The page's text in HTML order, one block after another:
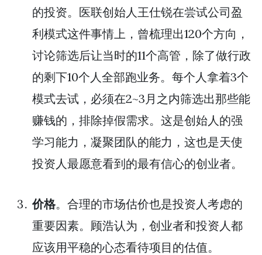
的投资。医联创始人王仕锐在尝试公司盈
利模式这件事情上，曾梳理出120个方向，
讨论筛选后让当时的11个高管，除了做行政
的剩下10个人全部跑业务。每个人拿着3个
模式去试，必须在2~3月之内筛选出那些能
赚钱的，排除掉假需求。这是创始人的强
学习能力，凝聚团队的能力，这也是天使
投资人最愿意看到的最有信心的创业者。
价格。合理的市场估价也是投资人考虑的
重要因素。顾浩认为，创业者和投资人都
应该用平稳的心态看待项目的估值。